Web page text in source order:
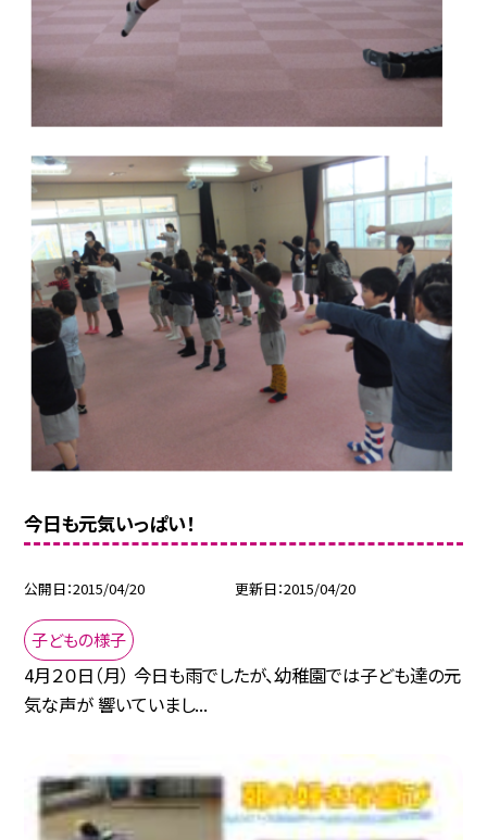
今日も元気いっぱい！
公開日 2015/04/20 更新日 2015/04/20
子どもの様子
4月２０日（月） 今日も雨でしたが、幼稚園では子ども達の元
気な声が 響いていまし...